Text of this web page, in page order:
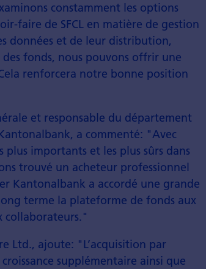
constamment les options
faire de SFCL en matière de gestion
données et de leur distribution,
fonds, nous pouvons offrir une
renforcera notre bonne position
et responsable du département
a commenté: "Avec
importants et les plus sûrs dans
trouvé un acheteur professionnel
Kantonalbank a accordé une grande
terme la plateforme de fonds aux
collaborateurs."
Ltd., ajoute: "L’acquisition par
supplémentaire ainsi que